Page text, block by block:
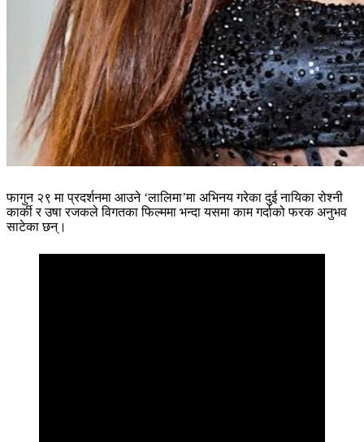
फागुन २९ मा प्रदर्शनमा आउने ‘लालिमा’मा अभिनय गरेका दुई नायिका रोश्नी
कार्की र उषा रजकले विगतका फिल्ममा भन्दा यसमा काम गर्दाको फरक अनुभव
साटेका छन्।